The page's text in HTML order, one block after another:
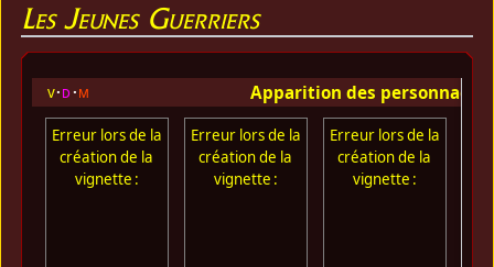
Les Jeunes Guerriers
v d m Apparition des personnages
Erreur lors de la
création de la
vignette :
Erreur lors de la
création de la
vignette :
Erreur lors de la
création de la
vignette :